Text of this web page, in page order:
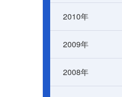
2010年
2009年
2008年